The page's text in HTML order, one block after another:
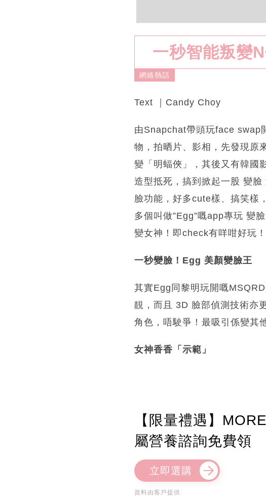
一秒智能叛變
網絡熱話
Text ｜Candy Choy
由Snapchat帶頭玩face swap
物，拍晒片、影相，先發現原
變「明蝠俠」，其後又有韓國
造型抵死，搞到掀起一股 變
臉功能，好多cute樣、搞笑樣
多個叫做”Egg”嘅app專玩 變
變女神！即check有咩咁好玩！
一秒變臉！Egg 美顏變臉王
其實Egg同黎明玩開嘅
靚，而且 3D 臉部偵測技術亦
角色，唔駛爭！最吸引係變其
女神香香「示範」
【限量禮遇】
屬營養諮詢免費領
立即選購
資料由客戶提供